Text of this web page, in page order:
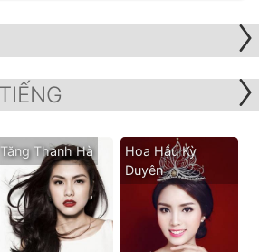
Tăng Thanh Hà
Hoa Hậu Kỳ
Duyên